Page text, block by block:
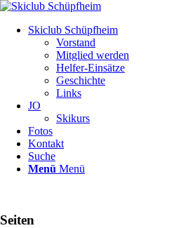
Skiclub Schüpfheim
Vorstand
Mitglied werden
Helfer-Einsätze
Geschichte
Links
JO
Skikurs
Fotos
Kontakt
Suche
Menü Menü
Seiten